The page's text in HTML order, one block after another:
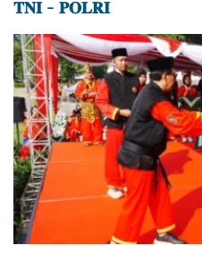
𝐓𝐍𝐈 – 𝐏𝐎𝐋𝐑𝐈